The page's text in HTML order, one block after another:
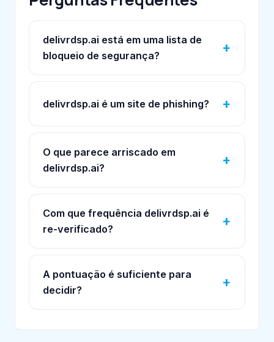
delivrdsp.ai está em uma lista de
bloqueio de segurança?
delivrdsp.ai é um site de phishing?
O que parece arriscado em
delivrdsp.ai?
Com que frequência delivrdsp.ai é
re-verificado?
A pontuação é suficiente para
decidir?